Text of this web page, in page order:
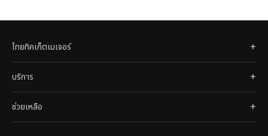
ไทยทิคเก็ตเมเจอร์
บริการ
ช่วยเหลือ